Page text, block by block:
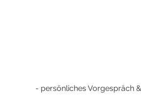
- persönliches Vorgespräch